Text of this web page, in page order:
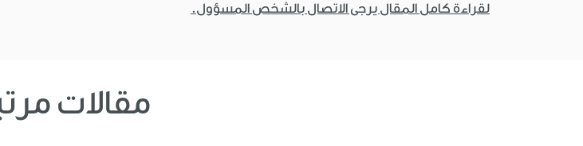
لقراءة كامل المقال يرجى الاتصال بالشخص المسؤول.
مقالات